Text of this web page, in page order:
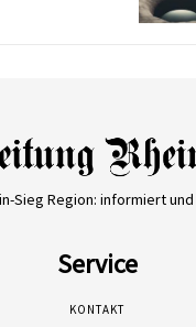
Sieg Region: informiert und
Service
KONTAKT